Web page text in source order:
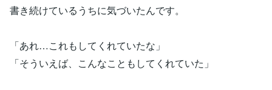
書き続けているうちに気づいたんです。
「あれ…これもしてくれていたな」
「そういえば、こんなこともしてくれていた」